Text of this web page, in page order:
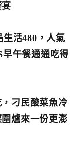
活480，人氣
午餐通通吃得
刁民酸菜魚冷
爐來一份更澎